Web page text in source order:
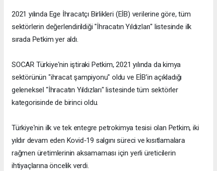
2021 yılında Ege İhracatçı Birlikleri (EİB) verilerine göre, tüm
sektörlerin değerlendirildiği "İhracatın Yıldızları" listesinde ilk
sırada Petkim yer aldı.
SOCAR Türkiye'nin iştiraki Petkim, 2021 yılında da kimya
sektörünün "ihracat şampiyonu" oldu ve EİB'in açıkladığı
geleneksel "İhracatın Yıldızları" listesinde tüm sektörler
kategorisinde de birinci oldu.
Türkiye'nin ilk ve tek entegre petrokimya tesisi olan Petkim, iki
yıldır devam eden Kovid-19 salgını süreci ve kısıtlamalara
rağmen üretimlerinin aksamaması için yerli üreticilerin
ihtiyaçlarına öncelik verdi.